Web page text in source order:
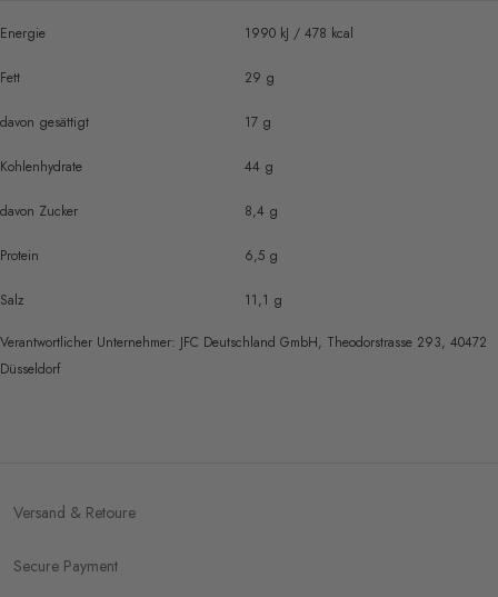
Energie 1990 kJ / 478 kcal
Fett 29 g
davon gesättigt 17 g
Kohlenhydrate 44 g
davon Zucker 8,4 g
Protein 6,5 g
Salz 11,1 g
Verantwortlicher Unternehmer: JFC Deutschland GmbH, Theodorstrasse 293, 40472
Düsseldorf
Versand & Retoure
Secure Payment